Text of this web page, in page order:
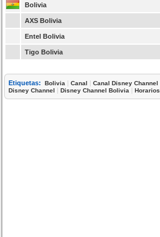
Bolivia
AXS Bolivia
Entel Bolivia
Tigo Bolivia
Etiquetas: Bolivia |Canal |Canal Disney Channel
Disney Channel |Disney Channel Bolivia |Horarios